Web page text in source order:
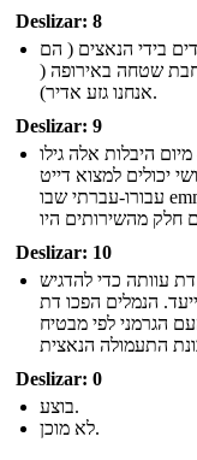
Deslizar: 8
בידי הנאצים ( הם
שטחה באירופה (
אנחנו גזע אדיר).
Deslizar: 9
היבלות אלה גילו
יכולים למצוא דייט
עבורו-עברתי שבו emmets עדיין לא נרגע לקומוניזם. הם באו בזמן נמלים היו
Deslizar: 10
עוותה כדי להדגיש
הנמלים הפכו דת
הגרמני לפי מבטיח
Deslizar: 0
בוצע.
לא מוכן.